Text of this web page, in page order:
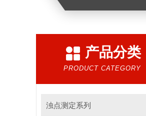
产品分类
PRODUCT CATEGORY
浊点测定系列